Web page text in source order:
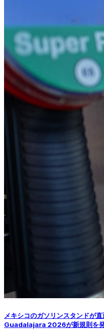
メキシコのガソリンスタンドが
Guadalajara 2026が新規則を